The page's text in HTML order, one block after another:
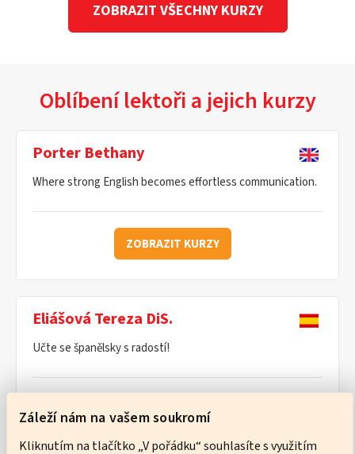
Záleží nám na vašem soukromí
Kliknutím na tlačítko „V pořádku“ souhlasíte s využitím
ZOBRAZIT VŠECHNY KURZY
Oblíbení lektoři a jejich kurzy
Porter Bethany
Where strong English becomes effortless communication.
ZOBRAZIT KURZY
Eliášová Tereza DiS.
Učte se španělsky s radostí!
ZOBRAZIT KURZY